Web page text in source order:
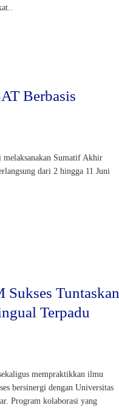
Berbasis
Sumatif Akhir
dari 2 hingga 11 Juni
Tuntaskan
Terpadu
mempraktikkan ilmu
bersinergi dengan Universitas
Program kolaborasi yang